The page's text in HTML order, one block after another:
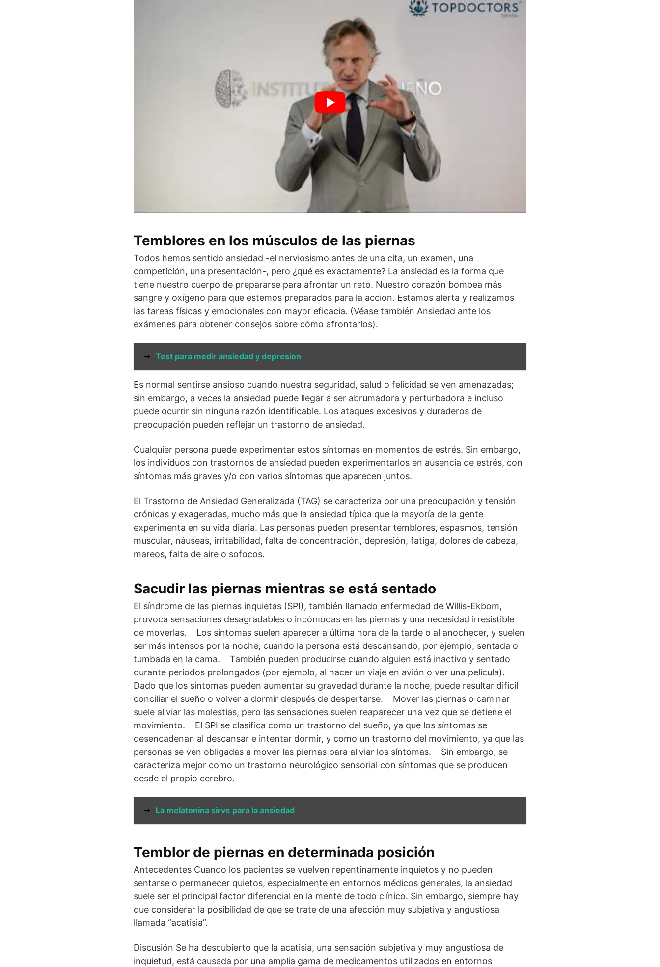
Temblores en los músculos de las piernas
Todos hemos sentido ansiedad -el nerviosismo antes de una cita, un examen, una
competición, una presentación-, pero ¿qué es exactamente? La ansiedad es la forma que
tiene nuestro cuerpo de prepararse para afrontar un reto. Nuestro corazón bombea más
sangre y oxígeno para que estemos preparados para la acción. Estamos alerta y realizamos
las tareas físicas y emocionales con mayor eficacia. (Véase también Ansiedad ante los
exámenes para obtener consejos sobre cómo afrontarlos).
➞ Test para medir ansiedad y depresion
Es normal sentirse ansioso cuando nuestra seguridad, salud o felicidad se ven amenazadas;
sin embargo, a veces la ansiedad puede llegar a ser abrumadora y perturbadora e incluso
puede ocurrir sin ninguna razón identificable. Los ataques excesivos y duraderos de
preocupación pueden reflejar un trastorno de ansiedad.
Cualquier persona puede experimentar estos síntomas en momentos de estrés. Sin embargo,
los individuos con trastornos de ansiedad pueden experimentarlos en ausencia de estrés, con
síntomas más graves y/o con varios síntomas que aparecen juntos.
El Trastorno de Ansiedad Generalizada (TAG) se caracteriza por una preocupación y tensión
crónicas y exageradas, mucho más que la ansiedad típica que la mayoría de la gente
experimenta en su vida diaria. Las personas pueden presentar temblores, espasmos, tensión
muscular, náuseas, irritabilidad, falta de concentración, depresión, fatiga, dolores de cabeza,
mareos, falta de aire o sofocos.
Sacudir las piernas mientras se está sentado
El síndrome de las piernas inquietas (SPI), también llamado enfermedad de Willis-Ekbom,
provoca sensaciones desagradables o incómodas en las piernas y una necesidad irresistible
de moverlas. Los síntomas suelen aparecer a última hora de la tarde o al anochecer, y suelen
ser más intensos por la noche, cuando la persona está descansando, por ejemplo, sentada o
tumbada en la cama. También pueden producirse cuando alguien está inactivo y sentado
durante periodos prolongados (por ejemplo, al hacer un viaje en avión o ver una película).
Dado que los síntomas pueden aumentar su gravedad durante la noche, puede resultar difícil
conciliar el sueño o volver a dormir después de despertarse. Mover las piernas o caminar
suele aliviar las molestias, pero las sensaciones suelen reaparecer una vez que se detiene el
movimiento. El SPI se clasifica como un trastorno del sueño, ya que los síntomas se
desencadenan al descansar e intentar dormir, y como un trastorno del movimiento, ya que las
personas se ven obligadas a mover las piernas para aliviar los síntomas. Sin embargo, se
caracteriza mejor como un trastorno neurológico sensorial con síntomas que se producen
desde el propio cerebro.
➞ La melatonina sirve para la ansiedad
Temblor de piernas en determinada posición
Antecedentes Cuando los pacientes se vuelven repentinamente inquietos y no pueden
sentarse o permanecer quietos, especialmente en entornos médicos generales, la ansiedad
suele ser el principal factor diferencial en la mente de todo clínico. Sin embargo, siempre hay
que considerar la posibilidad de que se trate de una afección muy subjetiva y angustiosa
llamada “acatisia”.
Discusión Se ha descubierto que la acatisia, una sensación subjetiva y muy angustiosa de
inquietud, está causada por una amplia gama de medicamentos utilizados en entornos